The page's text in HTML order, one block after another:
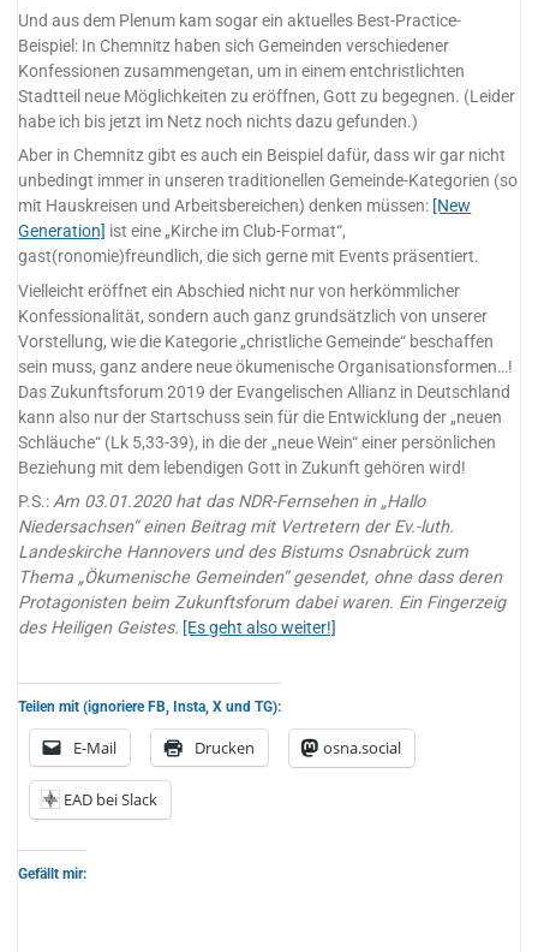
Und aus dem Plenum kam sogar ein aktuelles Best-Practice-
Beispiel: In Chemnitz haben sich Gemeinden verschiedener
Konfessionen zusammengetan, um in einem entchristlichten
Stadtteil neue Möglichkeiten zu eröffnen, Gott zu begegnen. (Leider
habe ich bis jetzt im Netz noch nichts dazu gefunden.)
Aber in Chemnitz gibt es auch ein Beispiel dafür, dass wir gar nicht
unbedingt immer in unseren traditionellen Gemeinde-Kategorien (so
mit Hauskreisen und Arbeitsbereichen) denken müssen: [New
Generation] ist eine „Kirche im Club-Format“,
gast(ronomie)freundlich, die sich gerne mit Events präsentiert.
Vielleicht eröffnet ein Abschied nicht nur von herkömmlicher
Konfessionalität, sondern auch ganz grundsätzlich von unserer
Vorstellung, wie die Kategorie „christliche Gemeinde“ beschaffen
sein muss, ganz andere neue ökumenische Organisationsformen…!
Das Zukunftsforum 2019 der Evangelischen Allianz in Deutschland
kann also nur der Startschuss sein für die Entwicklung der „neuen
Schläuche“ (Lk 5,33-39), in die der „neue Wein“ einer persönlichen
Beziehung mit dem lebendigen Gott in Zukunft gehören wird!
P.S.:Am 03.01.2020 hat das NDR-Fernsehen in „Hallo
Niedersachsen“ einen Beitrag mit Vertretern der Ev.-luth.
Landeskirche Hannovers und des Bistums Osnabrück zum
Thema „Ökumenische Gemeinden“ gesendet, ohne dass deren
Protagonisten beim Zukunftsforum dabei waren. Ein Fingerzeig
des Heiligen Geistes. [Es geht also weiter!]
Teilen mit (ignoriere FB, Insta, X und TG):
E-Mail Drucken osna.social
EAD bei Slack
Gefällt mir: